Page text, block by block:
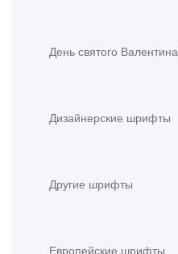
День святого Валентина
Дизайнерские шрифты
Другие шрифты
Европейские шрифты